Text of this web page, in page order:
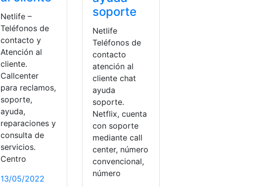
,Router
Netlife –
Teléfonos de
contacto y
Atención al
cliente.
Callcenter
para reclamos,
soporte,
ayuda,
reparaciones y
consulta de
servicios.
Centro
13/05/2022
soporte
Netlife
Teléfonos de
contacto
atención al
cliente chat
ayuda
soporte.
Netflix, cuenta
con soporte
mediante call
center, número
convencional,
número